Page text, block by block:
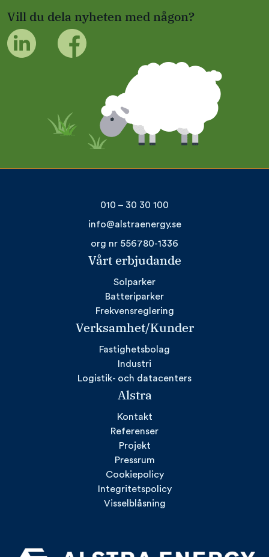
Vill du dela nyheten med någon?
010 – 30 30 100
info@alstraenergy.se
org nr 556780-1336
Vårt erbjudande
Solparker
Batteriparker
Frekvensreglering
Verksamhet/Kunder
Fastighetsbolag
Industri
Logistik- och datacenters
Alstra
Kontakt
Referenser
Projekt
Pressrum
Cookiepolicy
Integritetspolicy
Visselblåsning